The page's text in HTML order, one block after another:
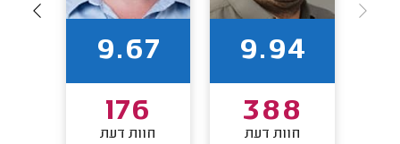
9.94
388
חוות דעת
9.67
176
חוות דעת